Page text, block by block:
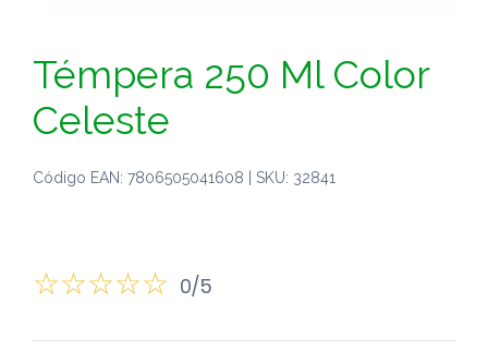
Témpera 250 Ml Color
Celeste
Código EAN: 7806505041608 | SKU: 32841
0/5